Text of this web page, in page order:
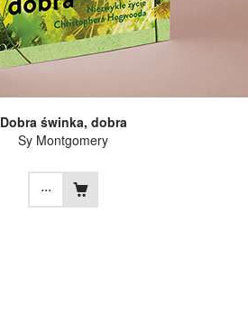
Dobra świnka, dobra
Sy Montgomery
...